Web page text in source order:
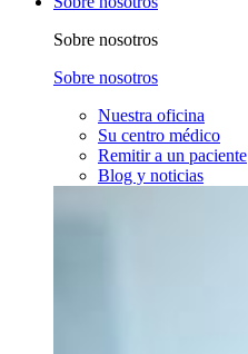
Sobre nosotros
Sobre nosotros
Nuestra oficina
Su centro médico
Remitir a un paciente
Blog y noticias